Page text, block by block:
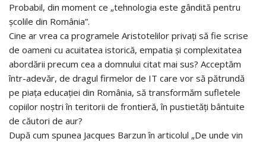
Probabil, din moment ce „tehnologia este gândită pentru
școlile din România”.
Cine ar vrea ca programele Aristotelilor privați să fie scrise
de oameni cu acuitatea istorică, empatia și complexitatea
abordării precum cea a domnului citat mai sus? Acceptăm
într-adevăr, de dragul firmelor de IT care vor să pătrundă
pe piața educației din România, să transformăm sufletele
copiilor noștri în teritorii de frontieră, în pustietăți bântuite
de căutori de aur?
După cum spunea Jacques Barzun în articolul „De unde vin